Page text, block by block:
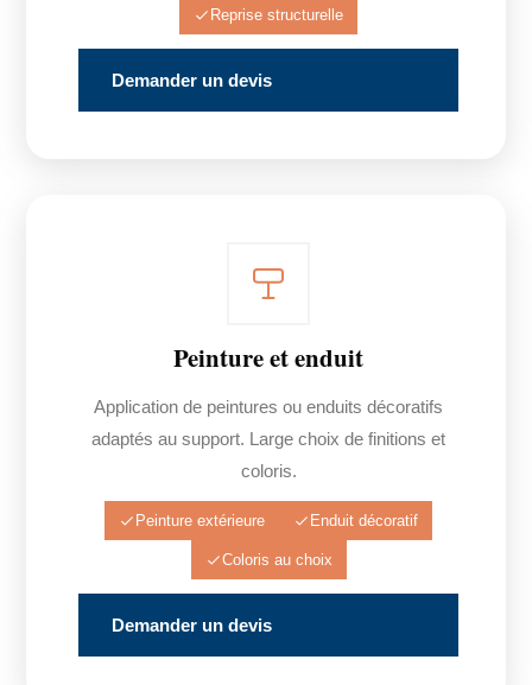
Reprise structurelle
Demander un devis
Peinture et enduit
Application de peintures ou enduits décoratifs
adaptés au support. Large choix de finitions et
coloris.
Peinture extérieure Enduit décoratif
Coloris au choix
Demander un devis